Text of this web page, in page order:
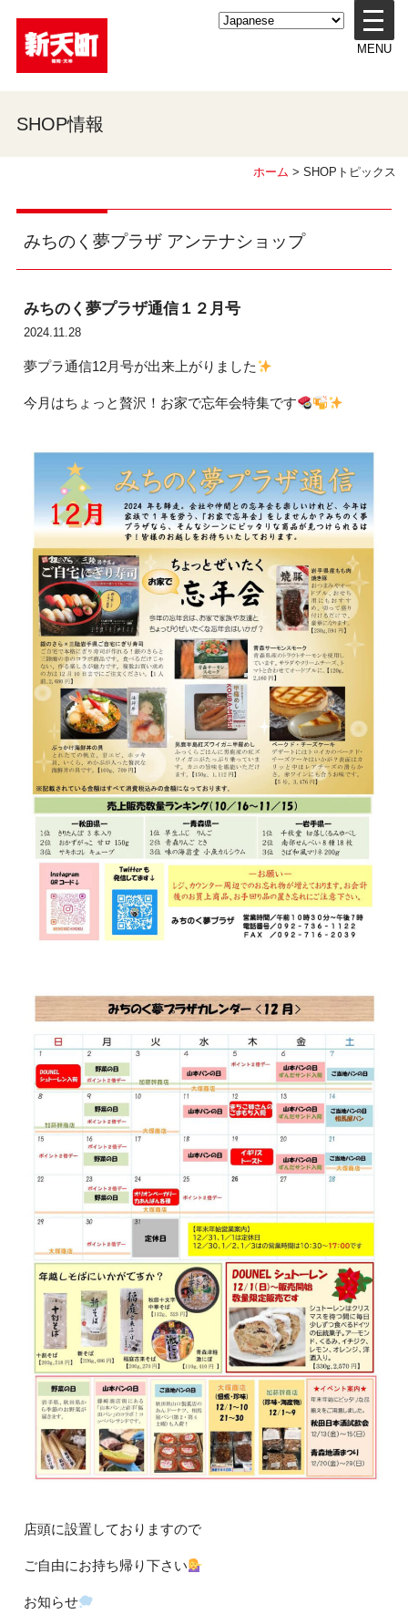
メ
ニ
ュ
MENU
SHOP情報
ホーム > SHOPトピックス
みちのく夢プラザ アンテナショップ
みちのく夢プラザ通信１２月号
2024.11.28
夢プラ通信12月号が出来上がりました
今月はちょっと贅沢！お家で忘年会特集です
店頭に設置しておりますので
ご自由にお持ち帰り下さい
お知らせ